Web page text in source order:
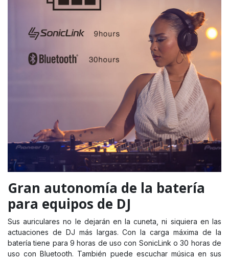
Gran autonomía de la batería
para equipos de DJ
Sus auriculares no le dejarán en la cuneta, ni siquiera en las
actuaciones de DJ más largas. Con la carga máxima de la
batería tiene para 9 horas de uso con SonicLink o 30 horas de
uso con Bluetooth. También puede escuchar música en sus